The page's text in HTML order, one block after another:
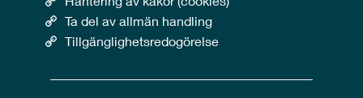
Ta del av allmän handling
Tillgänglighetsredogörelse